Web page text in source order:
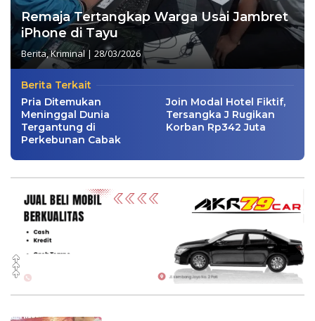
Remaja Tertangkap Warga Usai Jambret
iPhone di Tayu
Berita,Kriminal| 28/03/2026
Berita Terkait
Pria Ditemukan
Meninggal Dunia
Tergantung di
Perkebunan Cabak
Join Modal Hotel Fiktif,
Tersangka J Rugikan
Korban Rp342 Juta